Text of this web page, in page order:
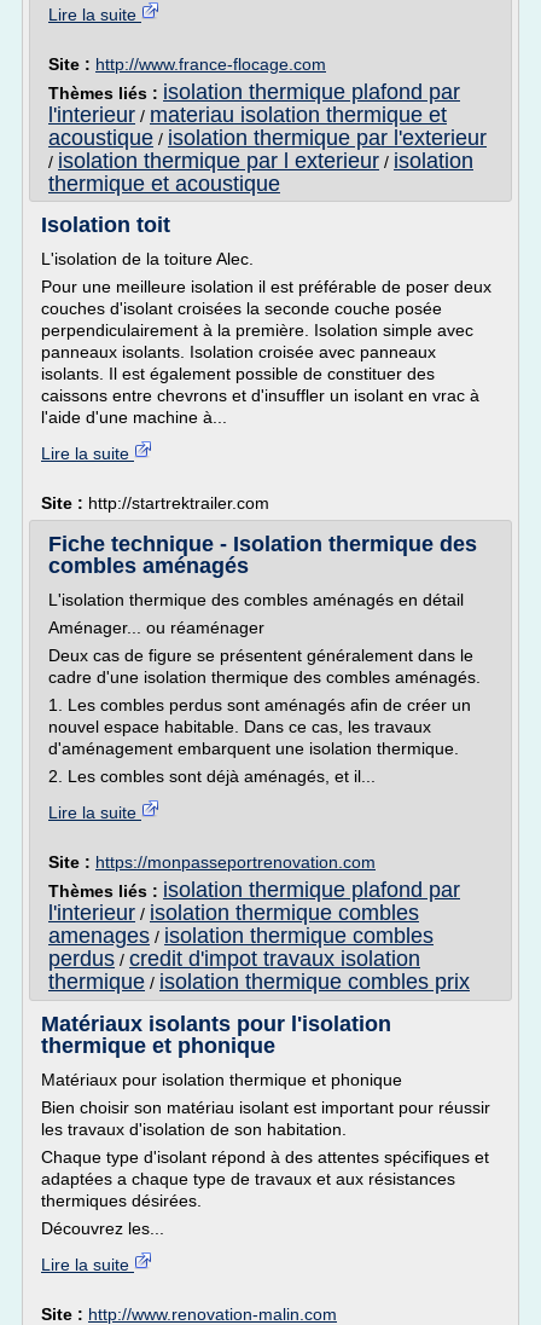
Lire la suite
Site : http://www.france-flocage.com
Thèmes liés : isolation thermique plafond par
l'interieur / materiau isolation thermique et
acoustique / isolation thermique par l'exterieur
/ isolation thermique par l exterieur / isolation
thermique et acoustique
Isolation toit
L'isolation de la toiture Alec.
Pour une meilleure isolation il est préférable de poser deux
couches d'isolant croisées la seconde couche posée
perpendiculairement à la première. Isolation simple avec
panneaux isolants. Isolation croisée avec panneaux
isolants. Il est également possible de constituer des
caissons entre chevrons et d'insuffler un isolant en vrac à
l'aide d'une machine à...
Lire la suite
Site : http://startrektrailer.com
Fiche technique - Isolation thermique des
combles aménagés
L'isolation thermique des combles aménagés en détail
Aménager... ou réaménager
Deux cas de figure se présentent généralement dans le
cadre d'une isolation thermique des combles aménagés.
1. Les combles perdus sont aménagés afin de créer un
nouvel espace habitable. Dans ce cas, les travaux
d'aménagement embarquent une isolation thermique.
2. Les combles sont déjà aménagés, et il...
Lire la suite
Site : https://monpasseportrenovation.com
Thèmes liés : isolation thermique plafond par
l'interieur / isolation thermique combles
amenages / isolation thermique combles
perdus / credit d'impot travaux isolation
thermique / isolation thermique combles prix
Matériaux isolants pour l'isolation
thermique et phonique
Matériaux pour isolation thermique et phonique
Bien choisir son matériau isolant est important pour réussir
les travaux d'isolation de son habitation.
Chaque type d'isolant répond à des attentes spécifiques et
adaptées a chaque type de travaux et aux résistances
thermiques désirées.
Découvrez les...
Lire la suite
Site : http://www.renovation-malin.com